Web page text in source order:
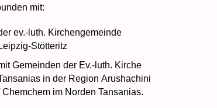
mit:
ev.-luth. Kirchengemeinde
Leipzig-Stötteritz
Gemeinden der Ev.-luth. Kirche
in der Region Arushachini
Chemchem im Norden Tansanias.